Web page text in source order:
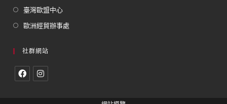
臺灣歐盟中心
歐洲經貿辦事處
社群網站